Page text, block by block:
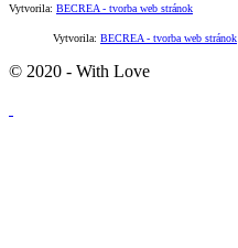
Vytvorila: BECREA - tvorba web stránok
Vytvorila: BECREA - tvorba web stránok
© 2020 - With Love